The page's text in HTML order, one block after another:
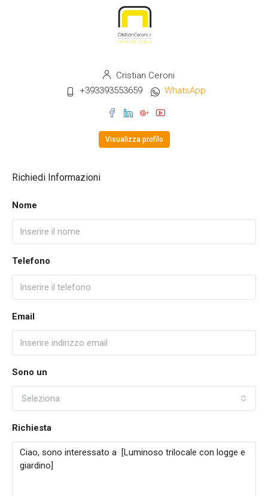
Cristian Ceroni
+393393553659
WhatsApp
Visualizza profilo
Richiedi Informazioni
Nome
Telefono
Email
Sono un
Seleziona
Richiesta